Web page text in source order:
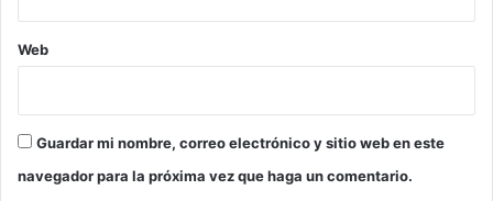
Web
Guardar mi nombre, correo electrónico y sitio web en este
navegador para la próxima vez que haga un comentario.